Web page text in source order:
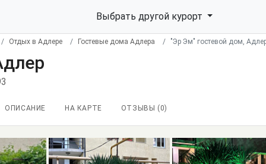
Выбрать другой курорт
Отдых в Адлере Гостевые дома Адлера "Эр Эм" гостевой дом,
ОПИСАНИЕ НА КАРТЕ ОТЗЫВЫ ( 0)